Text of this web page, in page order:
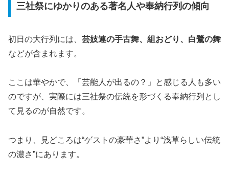
三社祭にゆかりのある著名人や奉納行列の傾向
初日の大行列には、 芸妓連の手古舞、組おどり、白鷺の舞
などが含まれます。
ここは華やかで、「芸能人が出るの？」と感じる人も多い
のですが、実際には三社祭の伝統を形づくる奉納行列とし
て見るのが自然です。
つまり、見どころは“ゲストの豪華さ”より“浅草らしい伝統
の濃さ”にあります。